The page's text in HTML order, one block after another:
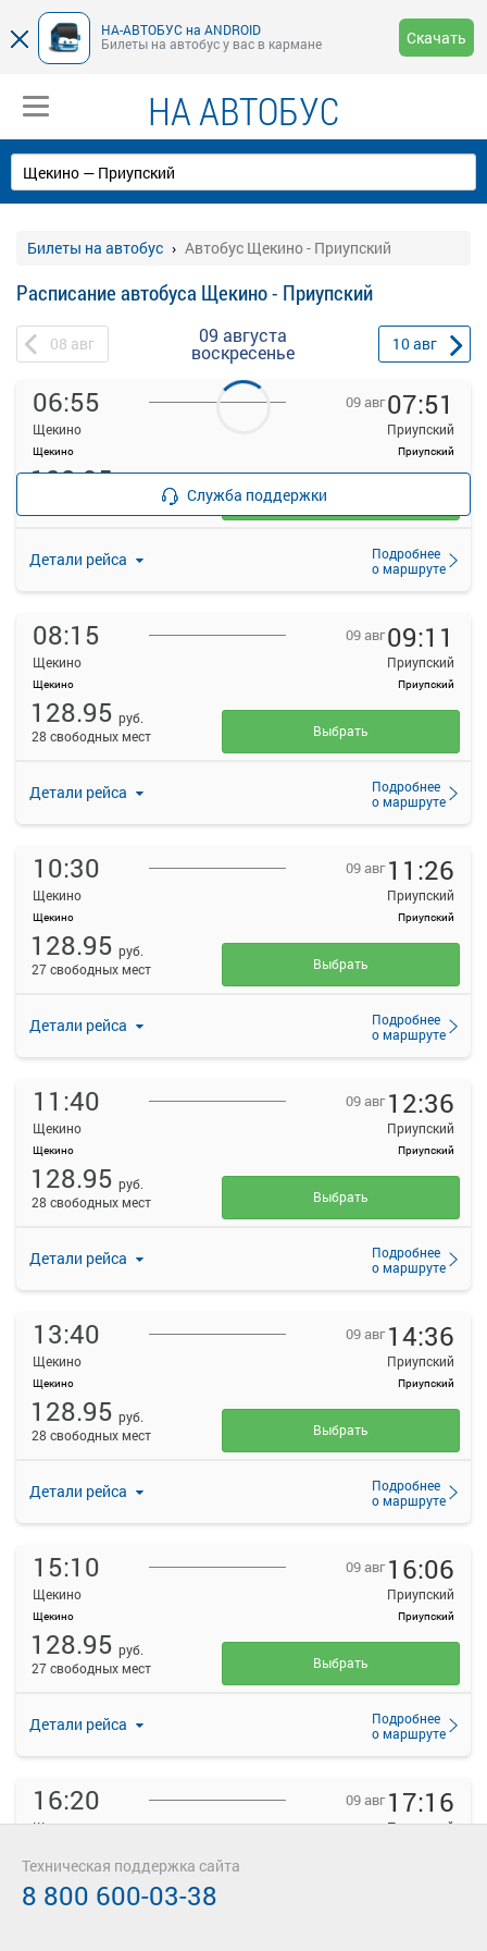
НА-АВТОБУС на ANDROID
Билеты на автобус у вас в кармане
Скачать
НА АВТОБУС
Билеты на автобус Автобус Щекино - Приупский
Расписание автобуса Щекино - Приупский
08 авг 09 августа
воскресенье 10авг
06:55
Щекино
Щекино
09 авг07:51
Приупский
Приупский
Детали рейса
Подробнее
о маршруте
128.95
Выбрать
08:15
Щекино
Щекино
09 авг09:11
Приупский
Приупский
Детали рейса
Подробнее
о маршруте
128.95 руб.
28 свободных мест
Выбрать
10:30
Щекино
Щекино
09 авг 11:26
Приупский
Приупский
Детали рейса
Подробнее
о маршруте
128.95 руб.
27 свободных мест
Выбрать
11:40
Щекино
Щекино
09 авг 12:36
Приупский
Приупский
Детали рейса
Подробнее
о маршруте
128.95 руб.
28 свободных мест
Выбрать
13:40
Щекино
Щекино
09 авг 14:36
Приупский
Приупский
Детали рейса
Подробнее
о маршруте
128.95 руб.
28 свободных мест
Выбрать
15:10
Щекино
Щекино
09 авг 16:06
Приупский
Приупский
Детали рейса
Подробнее
о маршруте
128.95 руб.
27 свободных мест
Выбрать
16:20
Щекино
09 авг 17:16
Приупский
128.95
28 свободных мест
Служба поддержки
Техническая поддержка сайта
8 800 600-03-38